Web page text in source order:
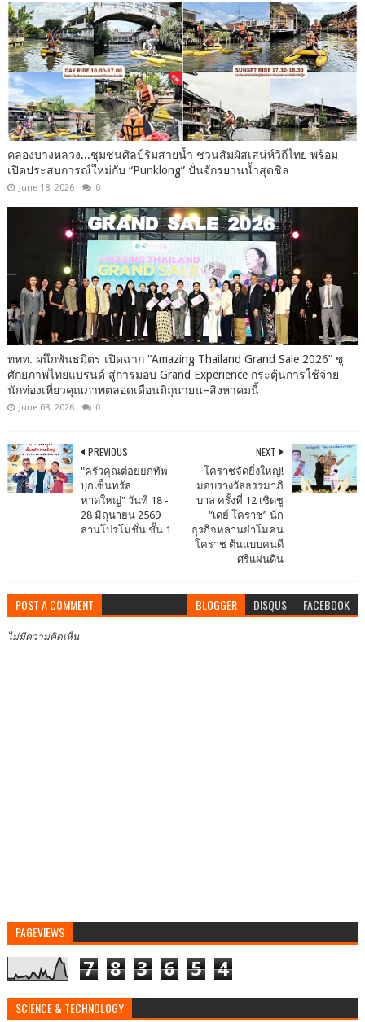
คลองบางหลวง...ชุมชนศิลป์ริมสายน้ำ ชวนสัมผัสเสน่ห์วิถีไทย พร้อม
เปิดประสบการณ์ใหม่กับ “Punklong” ปั่นจักรยานน้ำสุดชิล
June 18, 2026 0
ททท. ผนึกพันธมิตร เปิดฉาก “Amazing Thailand Grand Sale 2026” ชู
ศักยภาพไทยแบรนด์ สู่การมอบ Grand Experience กระตุ้นการใช้จ่าย
นักท่องเที่ยวคุณภาพตลอดเดือนมิถุนายน–สิงหาคมนี้
June 08, 2026 0
NEXT
โคราชจัดยิ่งใหญ่!
มอบรางวัลธรรมาภิ
บาล ครั้งที่ 12 เชิดชู
“เดย์ โคราช” นัก
ธุรกิจหลานย่าโมคน
โคราช ต้นแบบคนดี
ศรีแผ่นดิน
PREVIOUS
"ครัวคุณต๋อยยกทัพ
บุกเซ็นทรัล
หาดใหญ่" วันที่ 18 -
28 มิถุนายน 2569
ลานโปรโมชั่น ชั้น 1
POST A COMMENT BLOGGER DISQUS FACEBOOK
ไม่มีความคิดเห็น
PAGEVIEWS
7 8 3 6 5 4
SCIENCE & TECHNOLOGY